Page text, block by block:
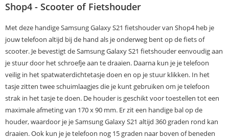
Shop4 - Scooter of Fietshouder
Met deze handige Samsung Galaxy S21 fietshouder van Shop4 heb je
jouw telefoon altijd bij de hand als je onderweg bent op de fiets of
scooter. Je bevestigt de Samsung Galaxy S21 fietshouder eenvoudig aan
je stuur door het schroefje aan te draaien. Daarna kun je je telefoon
veilig in het spatwaterdichtetasje doen en op je stuur klikken. In het
tasje zitten twee schuimlaagjes die je kunt gebruiken om je telefoon
strak in het tasje te doen. De houder is geschikt voor toestellen tot een
maximale afmeting van 170 x 90 mm. Er zit een handige bal op de
houder, waardoor je je Samsung Galaxy S21 altijd 360 graden rond kan
draaien. Ook kun je je telefoon nog 15 graden naar boven of beneden